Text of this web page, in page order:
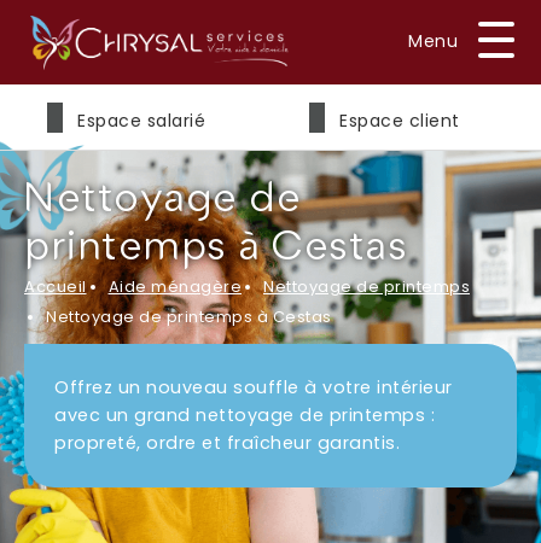
Espace salarié Espace client
Nettoyage de
printemps à Cestas
Accueil Aide ménagère
Nettoyage de printemps
Nettoyage de printemps à Cestas
Offrez un nouveau souffle à votre intérieur
avec un grand nettoyage de printemps :
propreté, ordre et fraîcheur garantis.
Prénom*
Nom*
E-mail*